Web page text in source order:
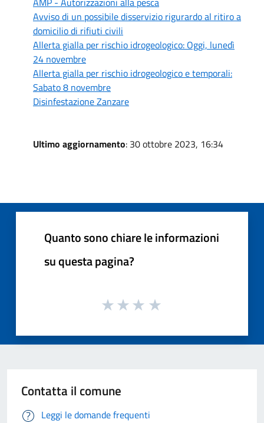
Avviso di un possibile disservizio rigurardo al ritiro a
domicilio di rifiuti civili
Allerta gialla per rischio idrogeologico: Oggi, lunedì
24 novembre
Allerta gialla per rischio idrogeologico e temporali:
Sabato 8 novembre
Disinfestazione Zanzare
Ultimo aggiornamento: 30 ottobre 2023, 16:34
Quanto sono chiare le informazioni
su questa pagina?
Contatta il comune
Leggi le domande frequenti